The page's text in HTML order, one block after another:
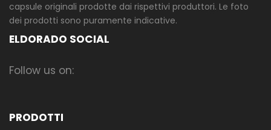
capsule originali prodotte dai rispettivi produttori. Le foto
dei prodotti sono puramente indicative.
ELDORADO SOCIAL
Follow us on:
PRODOTTI